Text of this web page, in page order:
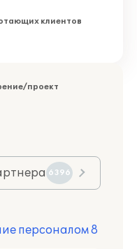
клиентов
проект
6396
персоналом 8